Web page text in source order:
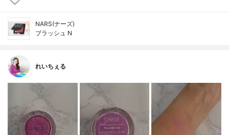
NARS(ナーズ)
ブラッシュ N
れいちぇる